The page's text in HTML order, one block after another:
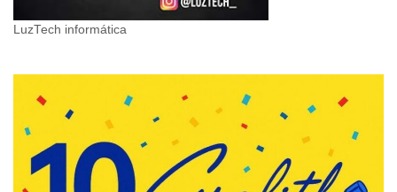
LuzTech informática